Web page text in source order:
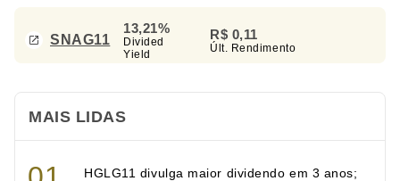
SNAG11
13,21%
Divided
Yield
R$ 0,11
Últ. Rendimento
MAIS LIDAS
HGLG11 divulga maior dividendo em 3 anos;